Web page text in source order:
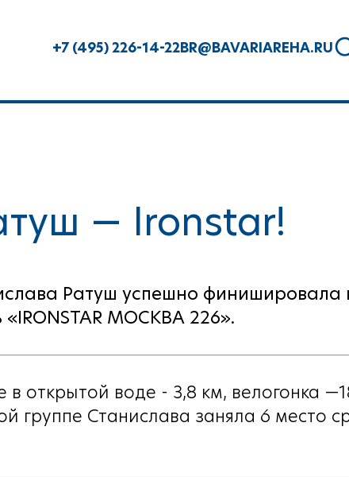
+7 (495) 226-14-22BR@BAVARIAREHA.RU
— Ironstar!
Ратуш успешно финишировала
МОСКВА 226».
открытой воде - 3,8 км, велогонка
группе Станислава заняла 6 место